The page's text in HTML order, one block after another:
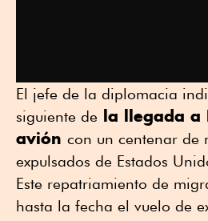
El jefe de la diplomacia
siguiente de
la llegada a
avión con un centenar de
expulsados de Estados
Este repatriamiento de
hasta la fecha el vuelo de